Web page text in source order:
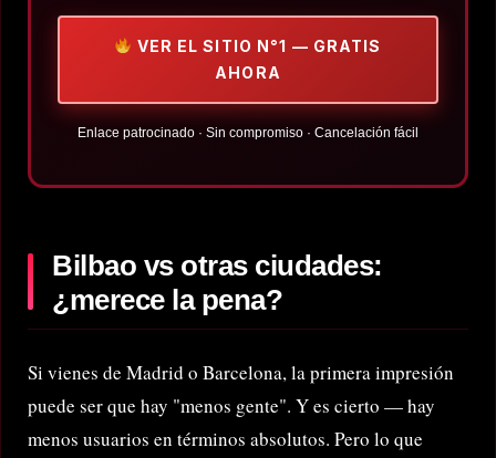
VER EL SITIO N°1 — GRATIS
AHORA
Enlace patrocinado · Sin compromiso · Cancelación fácil
Bilbao vs otras ciudades:
¿merece la pena?
Si vienes de Madrid o Barcelona, la primera impresión
puede ser que hay "menos gente". Y es cierto — hay
menos usuarios en términos absolutos. Pero lo que